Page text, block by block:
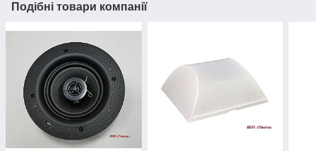
Подібні товари компанії